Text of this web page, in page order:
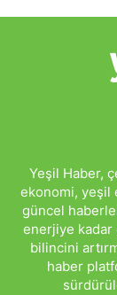
Yeşil Haber,
ekonomi, yeşil
güncel
enerjiye
bilincini
haber